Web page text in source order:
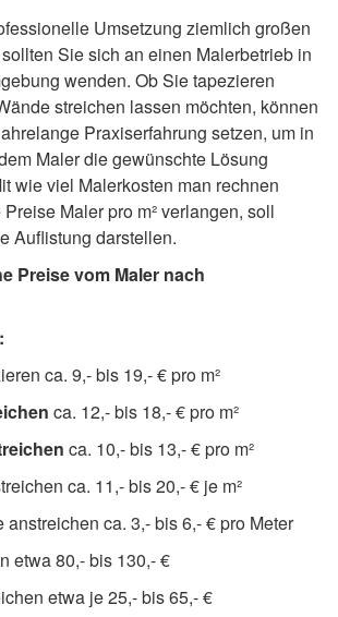
Umsetzung ziemlich großen
Sie sich an einen Malerbetrieb in
wenden. Ob Sie tapezieren
streichen lassen möchten, können
Praxiserfahrung setzen, um in
Maler die gewünschte Lösung
wie viel Malerkosten man rechnen
Maler pro m² verlangen, soll
Auflistung darstellen.
Preise vom Maler nach
ca. 9,- bis 19,- € pro m²
ca. 12,- bis 18,- € pro m²
ca. 10,- bis 13,- € pro m²
ca. 11,- bis 20,- € je m²
anstreichen ca. 3,- bis 6,- € pro Meter
etwa 80,- bis 130,- €
etwa je 25,- bis 65,- €